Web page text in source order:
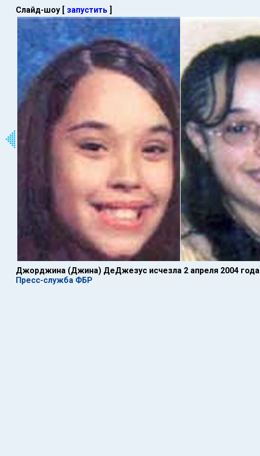
Слайд-шоу [ запустить ]
Джорджина (Джина) ДеДжезус исчезла 2 апреля 2004 года
Пресс-служба ФБР